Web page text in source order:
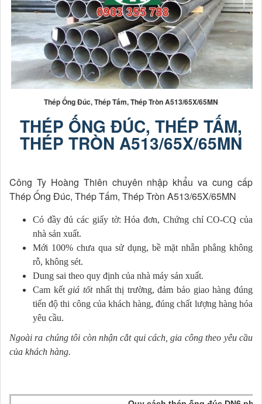
Thép Ống Đúc, Thép Tấm, Thép Tròn A513/65X/65MN
THÉP ỐNG ĐÚC, THÉP TẤM,
THÉP TRÒN A513/65X/65MN
Công Ty Hoàng Thiên chuyên nhập khẩu va cung cấp
Thép Ống Đúc, Thép Tấm, Thép Tròn A513/65X/65MN
Có đầy đủ các giấy tờ: Hóa đơn, Chứng chỉ CO-CQ của
nhà sản xuất.
Mới 100% chưa qua sử dụng, bề mặt nhẵn phẳng không
rỗ, không sét.
Dung sai theo quy định của nhà máy sản xuất.
Cam kếtgiá tốt nhất thị trường, đảm bảo giao hàng đúng
tiến độ thi công của khách hàng, đúng chất lượng hàng hóa
yêu cầu.
Ngoài ra chúng tôi còn nhận cắt qui cách, gia công theo yêu cầu
của khách hàng.